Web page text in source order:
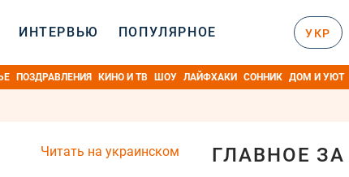
ИНТЕРВЬЮ ПОПУЛЯРНОЕ УКР
ПОЗДРАВЛЕНИЯ КИНО И ТВ ШОУ ЛАЙФХАКИ СОННИК ДОМ И УЮТ
Читать на украинском ГЛАВНОЕ